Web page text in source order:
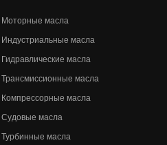
Моторные масла
Индустриальные масла
Гидравлические масла
Трансмиссионные масла
Компрессорные масла
Судовые масла
Турбинные масла